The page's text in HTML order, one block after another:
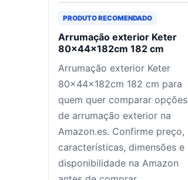
PRODUTO RECOMENDADO
Arrumação exterior Keter
80x44x182cm 182 cm
Arrumação exterior Keter
80x44x182cm 182 cm para
quem quer comparar opções
de arrumação exterior na
Amazon.es. Confirme preço,
características, dimensões e
disponibilidade na Amazon